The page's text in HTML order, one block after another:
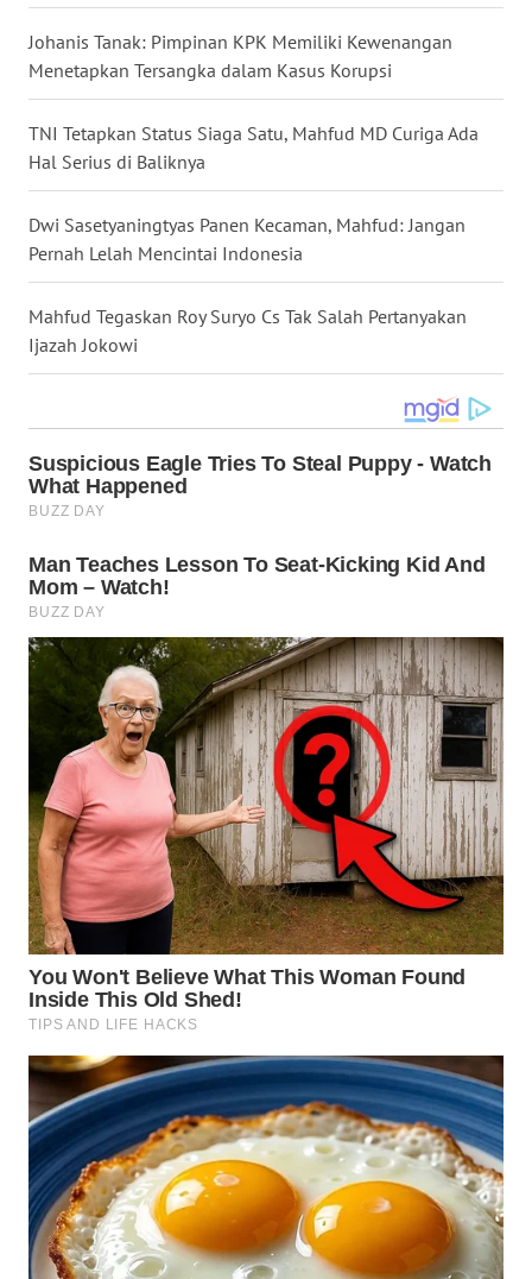
Johanis Tanak: Pimpinan KPK Memiliki Kewenangan
Menetapkan Tersangka dalam Kasus Korupsi
TNI Tetapkan Status Siaga Satu, Mahfud MD Curiga Ada
Hal Serius di Baliknya
Dwi Sasetyaningtyas Panen Kecaman, Mahfud: Jangan
Pernah Lelah Mencintai Indonesia
Mahfud Tegaskan Roy Suryo Cs Tak Salah Pertanyakan
Ijazah Jokowi
WN
JATIM
WN
BALI
WN
KALBAR
WN
KALTENG
KALTARA
WN
KALSEL
WN
KALTIM
WN
SULSEL
WN
GORONTALO
WN
SULUT
WN
MALUKU
WN
WN
DAIRI
WN
DANAU
TOBA